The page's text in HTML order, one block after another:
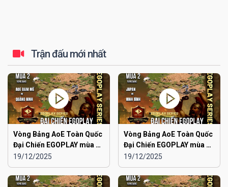
Trận đấu mới nhất
Vòng Bảng AoE Toàn Quốc
Đại Chiến EGOPLAY mùa 2 |
Aoe Đam Mê vs Quảng
Ninh
19/12/2025
Vòng Bảng AoE Toàn Quốc
Đại Chiến EGOPLAY mùa 2 |
Japan vs Ninh Bình
19/12/2025